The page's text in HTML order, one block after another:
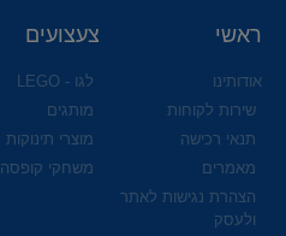
ראשי
אודותינו
שירות לקוחות
תנאי רכישה
מאמרים
הצהרת נגישות לאתר
ולעסק
צעצועים
לגו - LEGO
מותגים
מוצרי תינוקות
משחקי קופסה